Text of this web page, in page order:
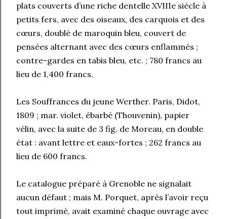
plats couverts d’une riche dentelle XVIIIe siècle à
petits fers, avec des oiseaux, des carquois et des
cœurs, doublé de maroquin bleu, couvert de
pensées alternant avec des cœurs enflammés ;
contre-gardes en tabis bleu, etc. ; 780 francs au
lieu de 1,400 francs.
Les Souffrances du jeune Werther. Paris, Didot,
1809 ; mar. violet, ébarbé (Thouvenin), papier
vélin, avec la suite de 3 fig. de Moreau, en double
état : avant lettre et eaux-fortes ; 262 francs au
lieu de 600 francs.
Le catalogue préparé à Grenoble ne signalait
aucun défaut ; mais M. Porquet, après l’avoir reçu
tout imprimé, avait examiné chaque ouvrage avec